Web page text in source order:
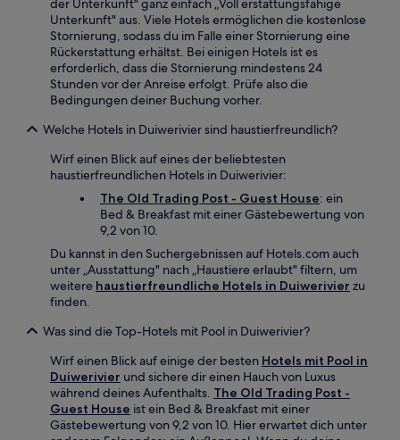
der Unterkunft" ganz einfach „Voll erstattungsfähige
Unterkunft" aus. Viele Hotels ermöglichen die kostenlose
Stornierung, sodass du im Falle einer Stornierung eine
Rückerstattung erhältst. Bei einigen Hotels ist es
erforderlich, dass die Stornierung mindestens 24
Stunden vor der Anreise erfolgt. Prüfe also die
Bedingungen deiner Buchung vorher.
Welche Hotels in Duiwerivier sind haustierfreundlich?
Wirf einen Blick auf eines der beliebtesten
haustierfreundlichen Hotels in Duiwerivier:
The Old Trading Post - Guest House: ein
Bed & Breakfast mit einer Gästebewertung von
9,2 von 10.
Du kannst in den Suchergebnissen auf Hotels.com auch
unter „Ausstattung" nach „Haustiere erlaubt" filtern, um
weitere haustierfreundliche Hotels in Duiwerivier zu
finden.
Was sind die Top-Hotels mit Pool in Duiwerivier?
Wirf einen Blick auf einige der besten Hotels mit Pool in
Duiwerivier und sichere dir einen Hauch von Luxus
während deines Aufenthalts. The Old Trading Post -
Guest House ist ein Bed & Breakfast mit einer
Gästebewertung von 9,2 von 10. Hier erwartet dich unter